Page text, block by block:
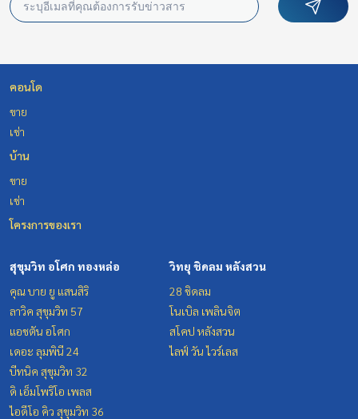
คอนโด
ขาย
เช่า
บ้าน
ขาย
เช่า
โครงการของเรา
สุขุมวิท อโศก ทองหล่อ
คุณ บาย ยู แสนสิริ
ลาวิค สุขุมวิท 57
แอชตัน อโศก
เดอะ ลุมพินี 24
บีทนิค สุขุมวิท 32
ดิ เอ็มโพริโอ เพลส
ไอดีโอ คิว สุขุมวิท 36
วิทยุ ชิดลม หลังสวน
28 ชิดลม
โนเบิล เพลินจิต
สโคป หลังสวน
ไลฟ์ วัน ไวร์เลส